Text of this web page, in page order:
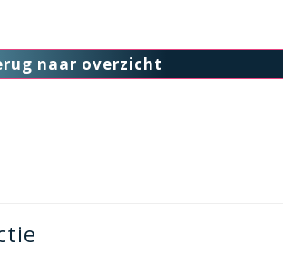
naar overzicht